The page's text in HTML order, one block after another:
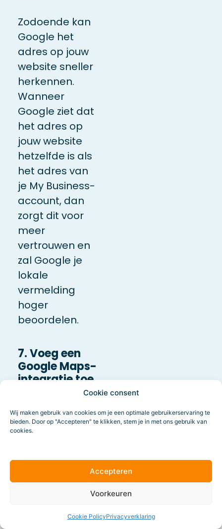
Cookie consent
Wij maken gebruik van cookies om je een optimale gebruikerservaring te
bieden. Door op "Accepteren" te klikken, stem je in met ons gebruik van
cookies.
Accepteren
Voorkeuren
Cookie PolicyPrivacyverklaring
Zodoende kan
Google het
adres op jouw
website sneller
herkennen.
Wanneer
Google ziet dat
het adres op
jouw website
hetzelfde is als
het adres van
je My Business-
account, dan
zorgt dit voor
meer
vertrouwen en
zal Google je
lokale
vermelding
hoger
beoordelen.
7. Voeg een
Google Maps-
integratie toe
op je website
Om dezelfde
ook belangrijk
om een Google